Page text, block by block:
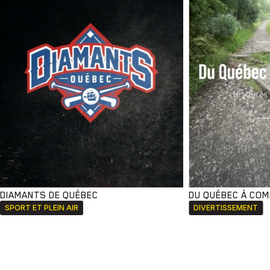
DIAMANTS DE QUÉBEC
SPORT ET PLEIN AIR
DU QUÉBEC À
DIVERTISSEMENT